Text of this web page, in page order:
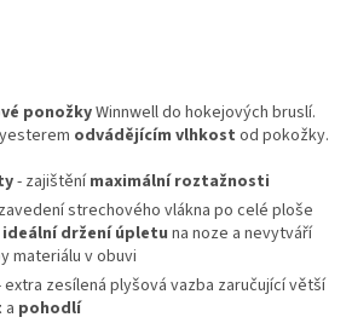
ponožkyWinnwell do hokejových bruslí.
odvádějícím vlhkost od pokožky.
- zajištěnímaximální roztažnosti
strechového vlákna po celé ploše
ideální držení úpletu na noze a nevytváří
materiálu v obuvi
extra zesílená plyšová vazba zaručující větší
a pohodlí